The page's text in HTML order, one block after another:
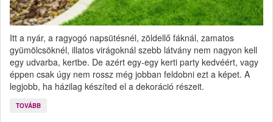
Itt a nyár, a ragyogó napsütésnél, zöldellő fáknál, zamatos
gyümölcsöknél, illatos virágoknál szebb látvány nem nagyon kell
egy udvarba, kertbe. De azért egy-egy kerti party kedvéért, vagy
éppen csak úgy nem rossz még jobban feldobni ezt a képet. A
legjobb, ha házilag készíted el a dekoráció részeit.
TOVÁBB